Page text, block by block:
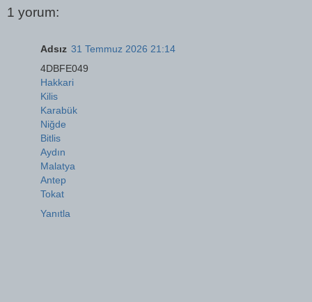
1 yorum:
Adsız 31 Temmuz 2026 21:14
4DBFE049
Hakkari
Kilis
Karabük
Niğde
Bitlis
Aydın
Malatya
Antep
Tokat
Yanıtla